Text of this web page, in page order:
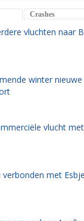
Crashes
vluchten naar
winter
vlucht
met